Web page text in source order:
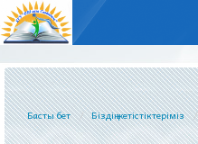
Басты бет Біздің жетістіктеріміз